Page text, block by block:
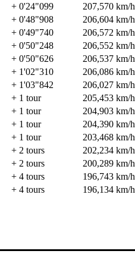
+ 0'24"099
207,570 km/h
+ 0'48"908
206,604 km/h
+ 0'49"740
206,572 km/h
+ 0'50"248
206,552 km/h
+ 0'50"626
206,537 km/h
+ 1'02"310
206,086 km/h
+ 1'03"842
206,027 km/h
+ 1 tour
205,453 km/h
+ 1 tour
204,903 km/h
+ 1 tour
204,390 km/h
+ 1 tour
203,468 km/h
+ 2 tours
202,234 km/h
+ 2 tours
200,289 km/h
+ 4 tours
196,743 km/h
+ 4 tours
196,134 km/h